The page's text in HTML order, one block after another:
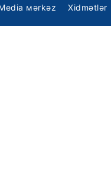
мərkəz Xidmətlər